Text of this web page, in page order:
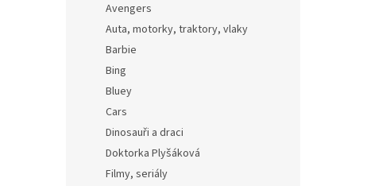
Avengers
Auta, motorky, traktory, vlaky
Barbie
Bing
Bluey
Cars
Dinosauři a draci
Doktorka Plyšáková
Filmy, seriály